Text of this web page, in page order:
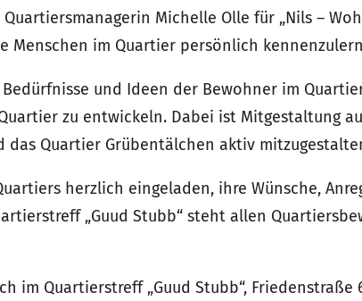
Michelle Olle für „Nils –
Menschen im Quartier persönlich
und Ideen der Bewohner im
zu entwickeln. Dabei ist Mitgestaltung
das Quartier Grübentälchen aktiv
herzlich eingeladen, ihre Wünsche,
„Guud Stubb“ steht allen
im Quartierstreff „Guud Stubb“, Friedenstraße